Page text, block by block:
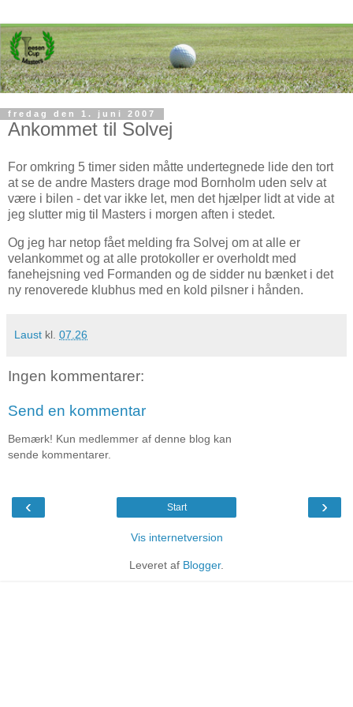
fredag den 1. juni 2007
Ankommet til Solvej
For omkring 5 timer siden måtte undertegnede lide den tort
at se de andre Masters drage mod Bornholm uden selv at
være i bilen - det var ikke let, men det hjælper lidt at vide at
jeg slutter mig til Masters i morgen aften i stedet.
Og jeg har netop fået melding fra Solvej om at alle er
velankommet og at alle protokoller er overholdt med
fanehejsning ved Formanden og de sidder nu bænket i det
ny renoverede klubhus med en kold pilsner i hånden.
Laust kl. 07.26
Ingen kommentarer:
Send en kommentar
Bemærk! Kun medlemmer af denne blog kan
sende kommentarer.
‹ ›
Start
Vis internetversion
Leveret af Blogger.